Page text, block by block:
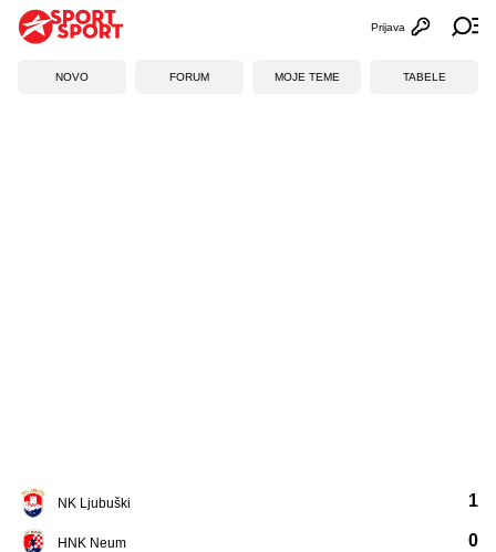
Otvori
Prijava
NOVO FORUM MOJE TEME TABELE
NK Ljubuški
HNK Neum
1
0